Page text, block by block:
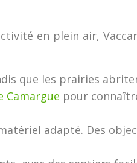
en plein air,
que les prairies
Camargue pour
adapté. Des